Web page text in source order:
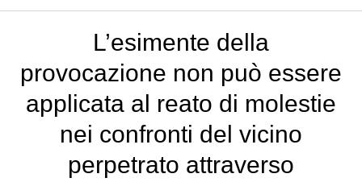
L’esimente della
provocazione non può essere
applicata al reato di molestie
nei confronti del vicino
perpetrato attraverso